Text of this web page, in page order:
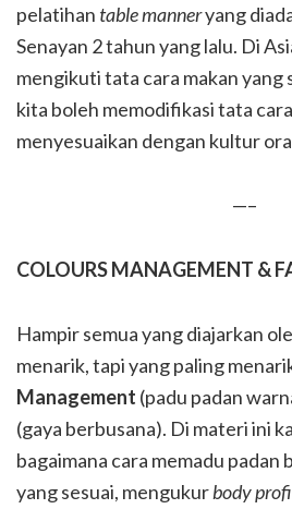
pelatihan table manneryang
Senayan 2 tahun yang lalu. Di
mengikuti tata cara makan yang
kita boleh memodifikasi tata
menyesuaikan dengan kultur
—–
COLOURS MANAGEMENT &
Hampir semua yang diajarkan
menarik, tapi yang paling
Management (padu padan
(gaya berbusana). Di materi ini
bagaimana cara memadu padan
yang sesuai, mengukurbody